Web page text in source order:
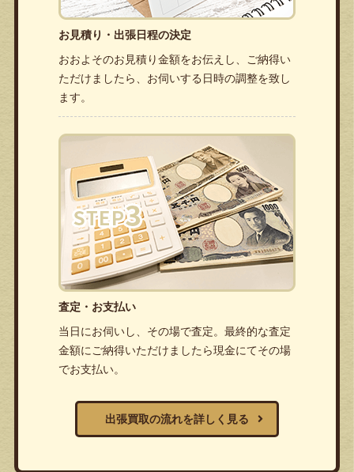
お見積り・出張日程の決定
おおよそのお見積り金額をお伝えし、ご納得い
ただけましたら、お伺いする日時の調整を致し
ます。
査定・お支払い
当日にお伺いし、その場で査定。最終的な査定
金額にご納得いただけましたら現金にてその場
でお支払い。
出張買取の流れを詳しく見る